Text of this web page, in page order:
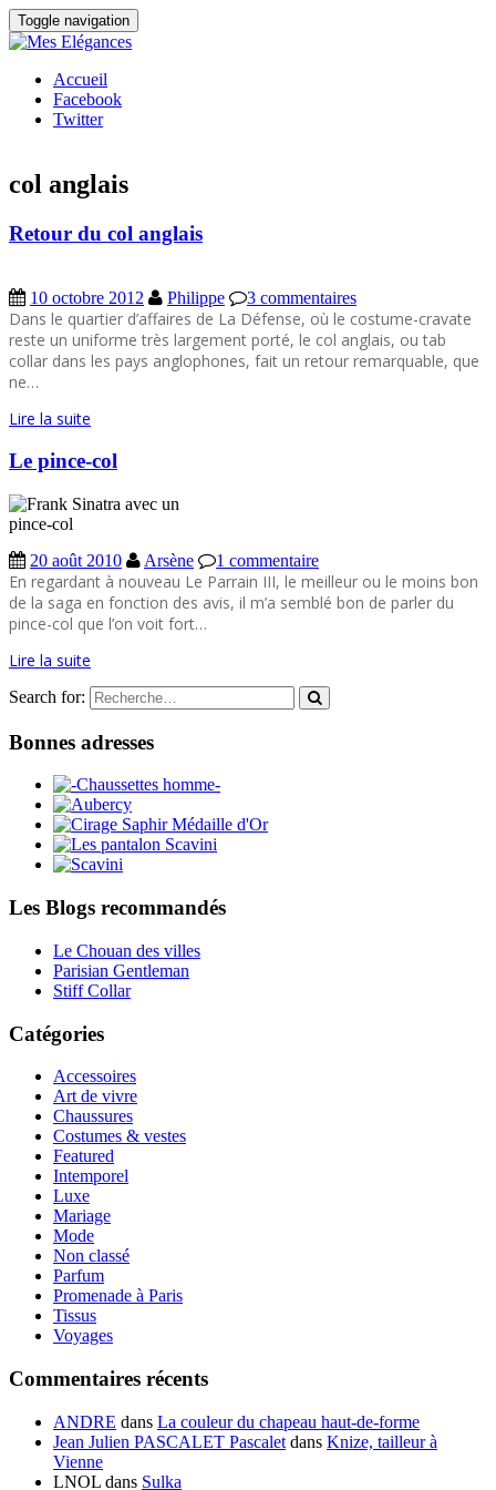
Toggle navigation
Accueil
Facebook
Twitter
col anglais
Retour du col anglais
10 octobre 2012 Philippe 3 commentaires
Dans le quartier d’affaires de La Défense, où le costume-cravate
reste un uniforme très largement porté, le col anglais, ou tab
collar dans les pays anglophones, fait un retour remarquable, que
ne…
Lire la suite
Le pince-col
20 août 2010 Arsène 1 commentaire
En regardant à nouveau Le Parrain III, le meilleur ou le moins bon
de la saga en fonction des avis, il m’a semblé bon de parler du
pince-col que l’on voit fort…
Lire la suite
Search for:
Bonnes adresses
Les Blogs recommandés
Le Chouan des villes
Parisian Gentleman
Stiff Collar
Catégories
Accessoires
Art de vivre
Chaussures
Costumes & vestes
Featured
Intemporel
Luxe
Mariage
Mode
Non classé
Parfum
Promenade à Paris
Tissus
Voyages
Commentaires récents
ANDRE dans La couleur du chapeau haut-de-forme
Jean Julien PASCALET Pascalet dans Knize, tailleur à
Vienne
LNOL dans Sulka